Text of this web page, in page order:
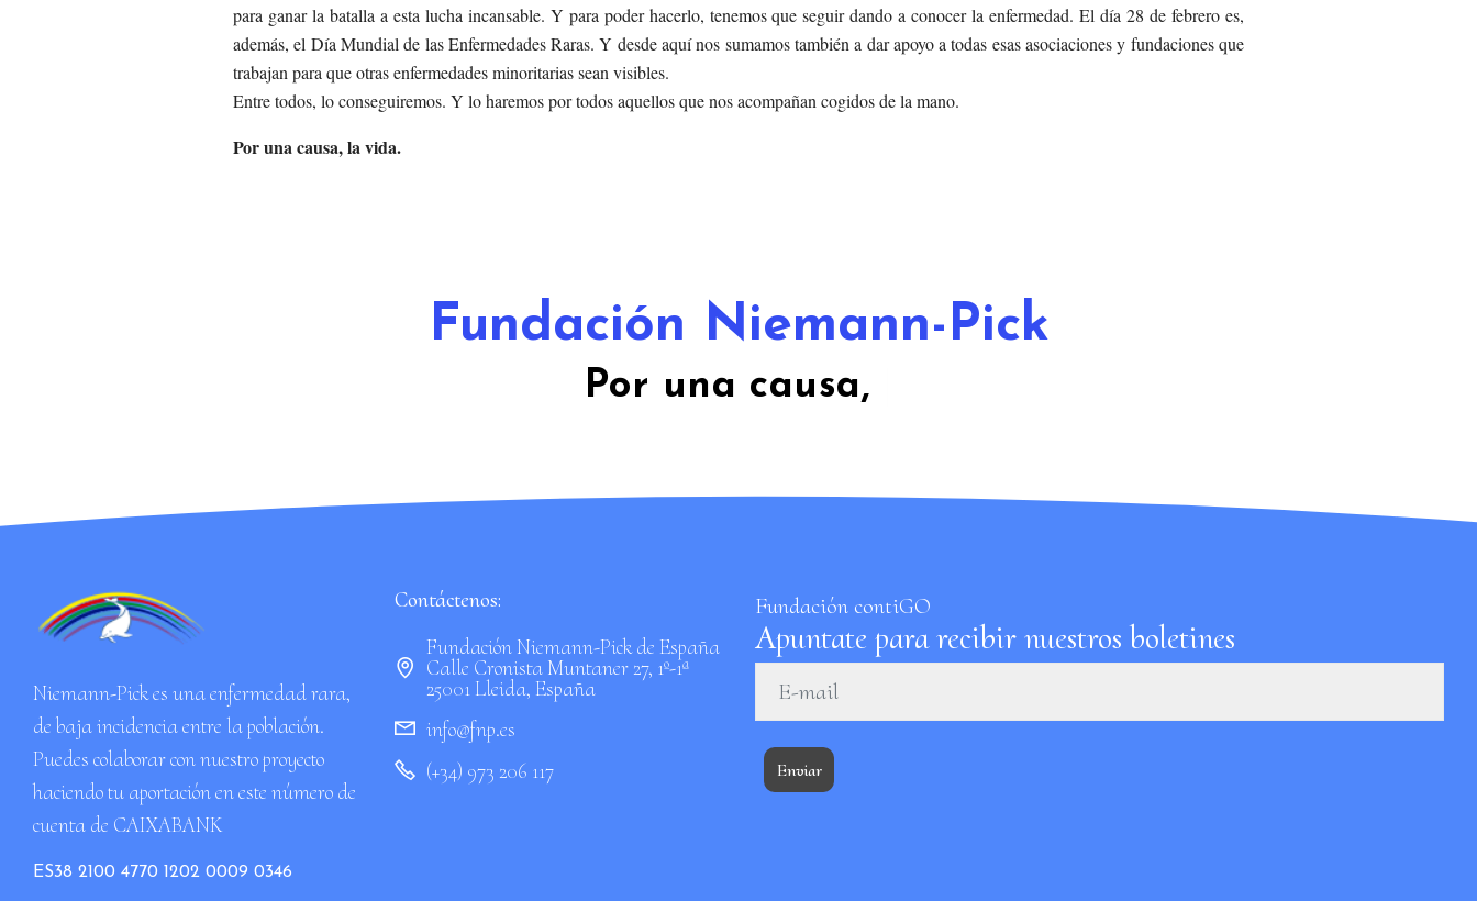
para ganar la batalla a esta lucha incansable. Y para poder hacerlo, tenemos que seguir dando a conocer la enfermedad. El día 28 de febrero es,
además, el Día Mundial de las Enfermedades Raras. Y desde aquí nos sumamos también a dar apoyo a todas esas asociaciones y fundaciones que
trabajan para que otras enfermedades minoritarias sean visibles.
Entre todos, lo conseguiremos. Y lo haremos por todos aquellos que nos acompañan cogidos de la mano.
Por una causa, la vida.
Fundación Niemann-Pick
Por una c|
Niemann-Pick es una enfermedad rara,
de baja incidencia entre la población.
Puedes colaborar con nuestro proyecto
haciendo tu aportación en este número de
cuenta de CAIXABANK
ES38 2100 4770 1202 0009 0346
Contáctenos:
Fundación Niemann-Pick de España
Calle Cronista Muntaner 27, 1º-1ª
25001 Lleida, España
info@fnp.es
(+34) 973 206 117
Fundación contiGO
Apuntate para recibir nuestros boletines
Enviar